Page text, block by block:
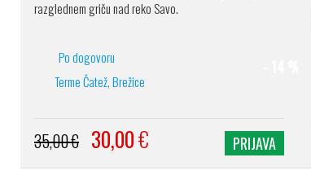
razglednem griču nad reko Savo.
Po dogovoru
Terme Čatež, Brežice
35,00 € 30,00€ PRIJAVA